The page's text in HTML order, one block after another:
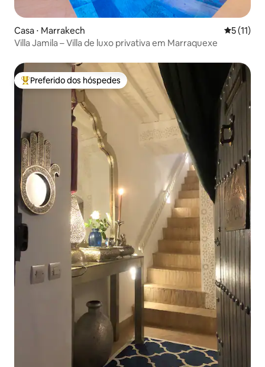
Casa ⋅ Marrakech 5 de uma
5 (11)
Villa Jamila – Villa de luxo privativa em Marraquexe
Entre os melhores preferidos dos hóspedes
Preferido dos hóspedes